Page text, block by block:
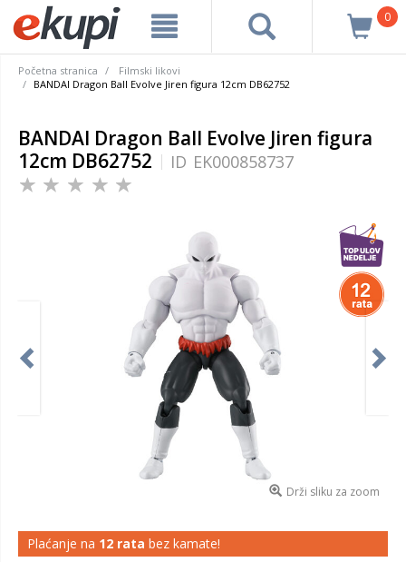
0
Početna stranica
Filmski likovi
BANDAI Dragon Ball Evolve Jiren figura 12cm DB62752
BANDAI Dragon Ball Evolve Jiren figura
12cm DB62752
ID EK000858737
Drži sliku za zoom
Plaćanje na 12 rata bez kamate!